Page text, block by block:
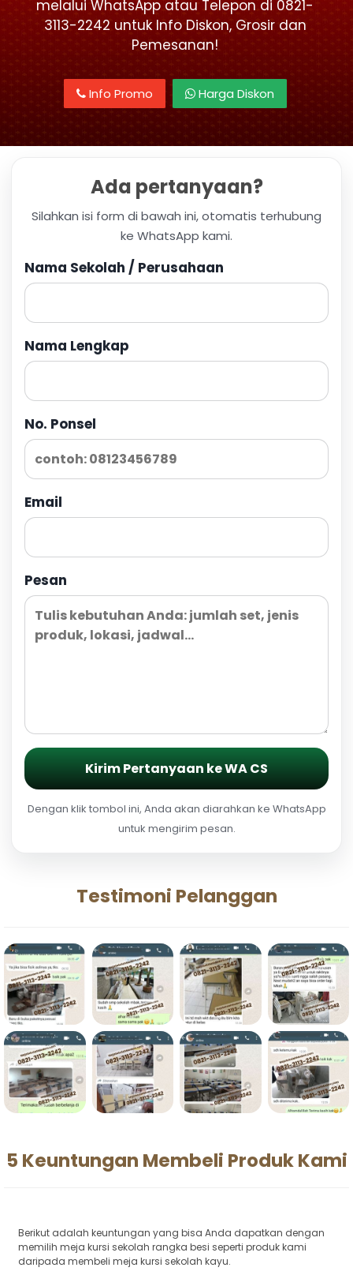
melalui WhatsApp atau Telepon di 0821-
3113-2242 untuk Info Diskon, Grosir dan
Pemesanan!
Info Promo Harga Diskon
Ada pertanyaan?
Silahkan isi form di bawah ini, otomatis terhubung
ke WhatsApp kami.
Nama Sekolah / Perusahaan
Nama Lengkap
No. Ponsel
Email
Pesan
Kirim Pertanyaan ke WA CS
Dengan klik tombol ini, Anda akan diarahkan ke WhatsApp
untuk mengirim pesan.
Testimoni Pelanggan
5 Keuntungan Membeli Produk Kami
Berikut adalah keuntungan yang bisa Anda dapatkan dengan
memilih meja kursi sekolah rangka besi seperti produk kami
daripada membeli meja kursi sekolah kayu.